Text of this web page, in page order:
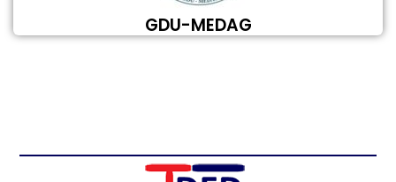
GDU-MEDAG